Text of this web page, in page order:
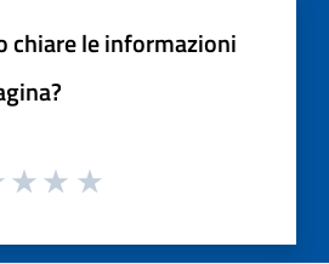
chiare le informazioni